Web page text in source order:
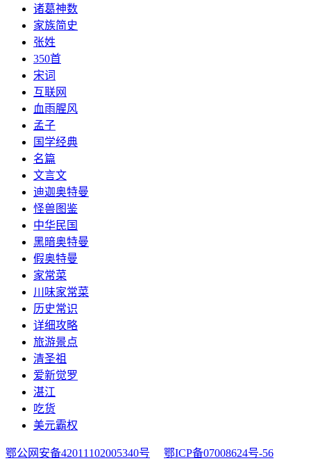
诸葛神数
家族简史
张姓
350首
宋词
互联网
血雨腥风
孟子
国学经典
名篇
文言文
迪迦奥特曼
怪兽图鉴
中华民国
黑暗奥特曼
假奥特曼
家常菜
川味家常菜
历史常识
详细攻略
旅游景点
清圣祖
爱新觉罗
湛江
吃货
美元霸权
鄂公网安备42011102005340号 鄂ICP备07008624号-56